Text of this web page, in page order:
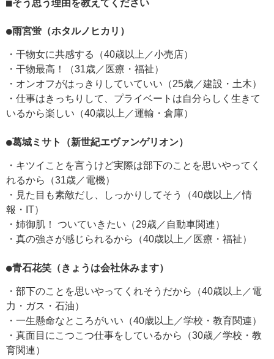
■そう思う理由を教えてください
●雨宮蛍（ホタルノヒカリ）
・干物女に共感する（40歳以上／小売店）
・干物最高！（31歳／医療・福祉）
・オンオフがはっきりしていていい（25歳／建設・土木）
・仕事はきっちりして、プライベートは自分らしく生きて
いるから楽しい（40歳以上／運輸・倉庫）
●葛城ミサト（新世紀エヴァンゲリオン）
・キツイことを言うけど実際は部下のことを思いやってく
れるから（31歳／電機）
・見た目も素敵だし、しっかりしてそう（40歳以上／情
報・IT）
・姉御肌！ ついていきたい（29歳／自動車関連）
・真の強さが感じられるから（40歳以上／医療・福祉）
●青石花笑（きょうは会社休みます）
・部下のことを思いやってくれそうだから（40歳以上／電
力・ガス・石油）
・一生懸命なところがいい（40歳以上／学校・教育関連）
・真面目にこつこつ仕事をしているから（30歳／学校・教
育関連）